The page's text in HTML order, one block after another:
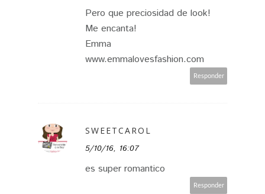
Pero que preciosidad de look!
Me encanta!
Emma
www.emmalovesfashion.com
Responder
SWEETCAROL
5/10/16, 16:07
es super romantico
Responder